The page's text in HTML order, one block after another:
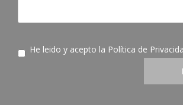
He leido y acepto la Política de